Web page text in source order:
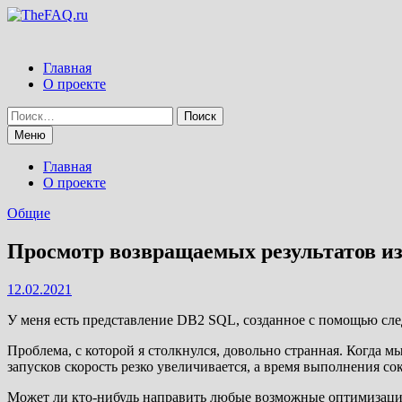
Перейти
Главная
О проекте
Найти:
Меню
Главная
О проекте
Общие
Просмотр возвращаемых результатов
12.02.2021
У меня есть представление DB2 SQL, созданное с помощью
Проблема, с которой я столкнулся, довольно странная. Когда
запусков скорость резко увеличивается, а время выполнения
Может ли кто-нибудь направить любые возможные